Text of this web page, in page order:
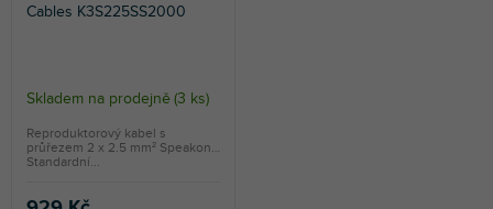
Cables K3S225SS2000
Skladem na prodejně (3 ks)
Reproduktorový kabel s
průřezem 2 x 2.5 mm² Speakon.
Standardní...